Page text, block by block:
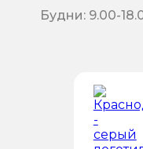
Будни: 9.00-